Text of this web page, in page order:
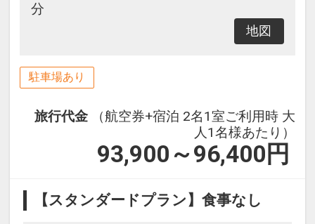
分
地図
駐車場あり
旅行代金
（航空券+宿泊 2名1室ご利用時 大
人1名様あたり）
93,900～96,400 円
【スタンダードプラン】食事なし